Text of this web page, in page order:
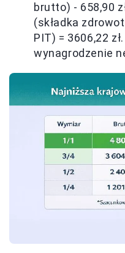
brutto) - 658,90
(składka
PIT) = 3606,22
wynagrodzenie